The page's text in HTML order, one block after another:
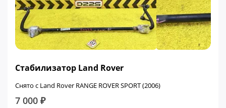
Стабилизатор Land Rover
Снято с Land Rover RANGE ROVER SPORT (2006)
7 000 ₽